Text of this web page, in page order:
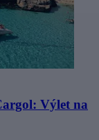
Výlet na